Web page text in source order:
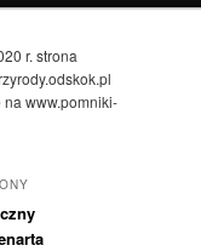
r. strona
na www.pomniki-